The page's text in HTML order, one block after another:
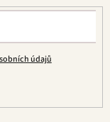
údajů